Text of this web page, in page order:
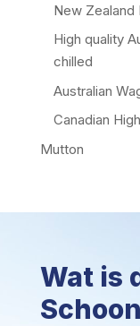
New Zealand
High quality
chilled
Australian
Canadian
Mutton
Wat is